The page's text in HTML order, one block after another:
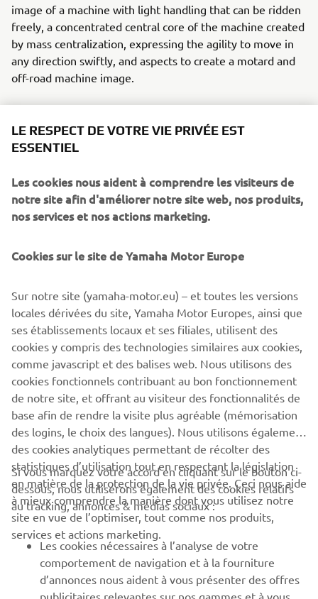
image of a machine with light handling that can be ridden
freely, a concentrated central core of the machine created
by mass centralization, expressing the agility to move in
any direction swiftly, and aspects to create a motard and
off-road machine image.
2014 TRICITY 125/155
©Yamaha Motor Europe N.V. / Yamaha Motor Co., Ltd.
never be used for commercial or non-commercial
purposes without the explicit written consent of Yamaha
Motor Europe N.V. and/or Yamaha Motor Co., Ltd.
Always ride in a safe manner and obey all local road laws.
CORPORATE
BUSINESS
PLUS YAMAHA
SUPPORT
LE RESPECT DE VOTRE VIE PRIVÉE EST
ESSENTIEL
Les cookies nous aident à comprendre les visiteurs de
notre site afin d'améliorer notre site web, nos produits,
nos services et nos actions marketing.
Cookies sur le site de Yamaha Motor Europe
Sur notre site (yamaha-motor.eu) – et toutes les versions
locales dérivées du site, Yamaha Motor Europes, ainsi que
ses établissements locaux et ses filiales, utilisent des
cookies y compris des technologies similaires aux cookies,
comme javascript et des balises web. Nous utilisons des
cookies fonctionnels contribuant au bon fonctionnement
de notre site, et offrant au visiteur des fonctionnalités de
base afin de rendre la visite plus agréable (mémorisation
des logins, le choix des langues). Nous utilisons également
des cookies analytiques permettant de récolter des
statistiques d’utilisation tout en respectant la législation
en matière de la protection de la vie privée. Ceci nous aide
à mieux comprendre la manière dont vous utilisez notre
site en vue de l’optimiser, tout comme nos produits,
services et actions marketing.
Si vous marquez votre accord en cliquant sur le bouton ci-
dessous, nous utiliserons également des cookies relatifs
au tracking, annonces & médias sociaux :
Les cookies nécessaires à l’analyse de votre
comportement de navigation et à la fourniture
d’annonces nous aident à vous présenter des offres
publicitaires relevantes sur nos gammes et à vous